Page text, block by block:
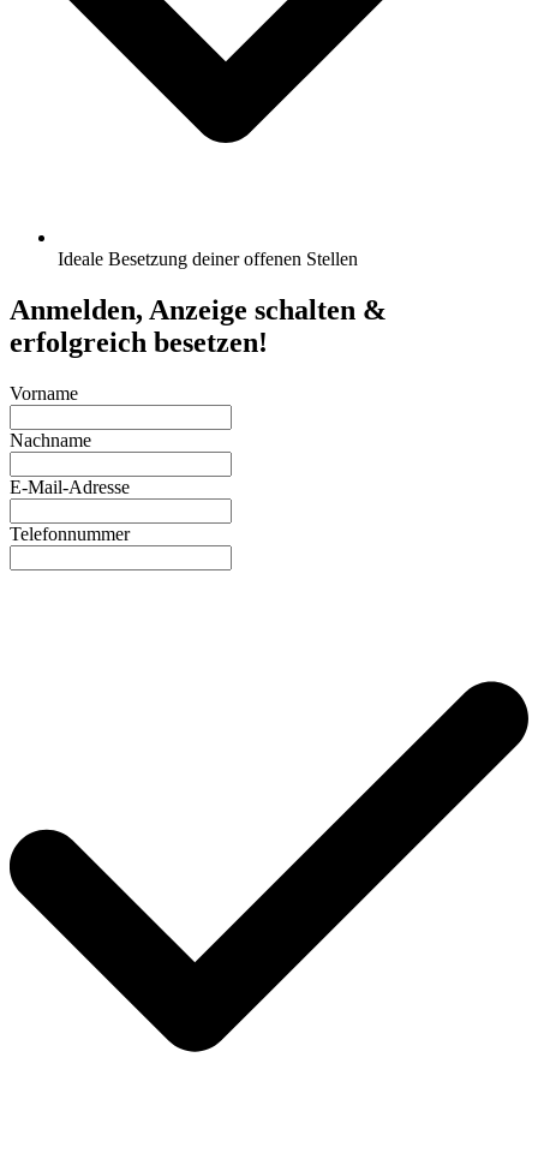
Ideale Besetzung deiner offenen Stellen
Anmelden, Anzeige schalten &
erfolgreich besetzen!
Vorname
Nachname
E-Mail-Adresse
Telefonnummer